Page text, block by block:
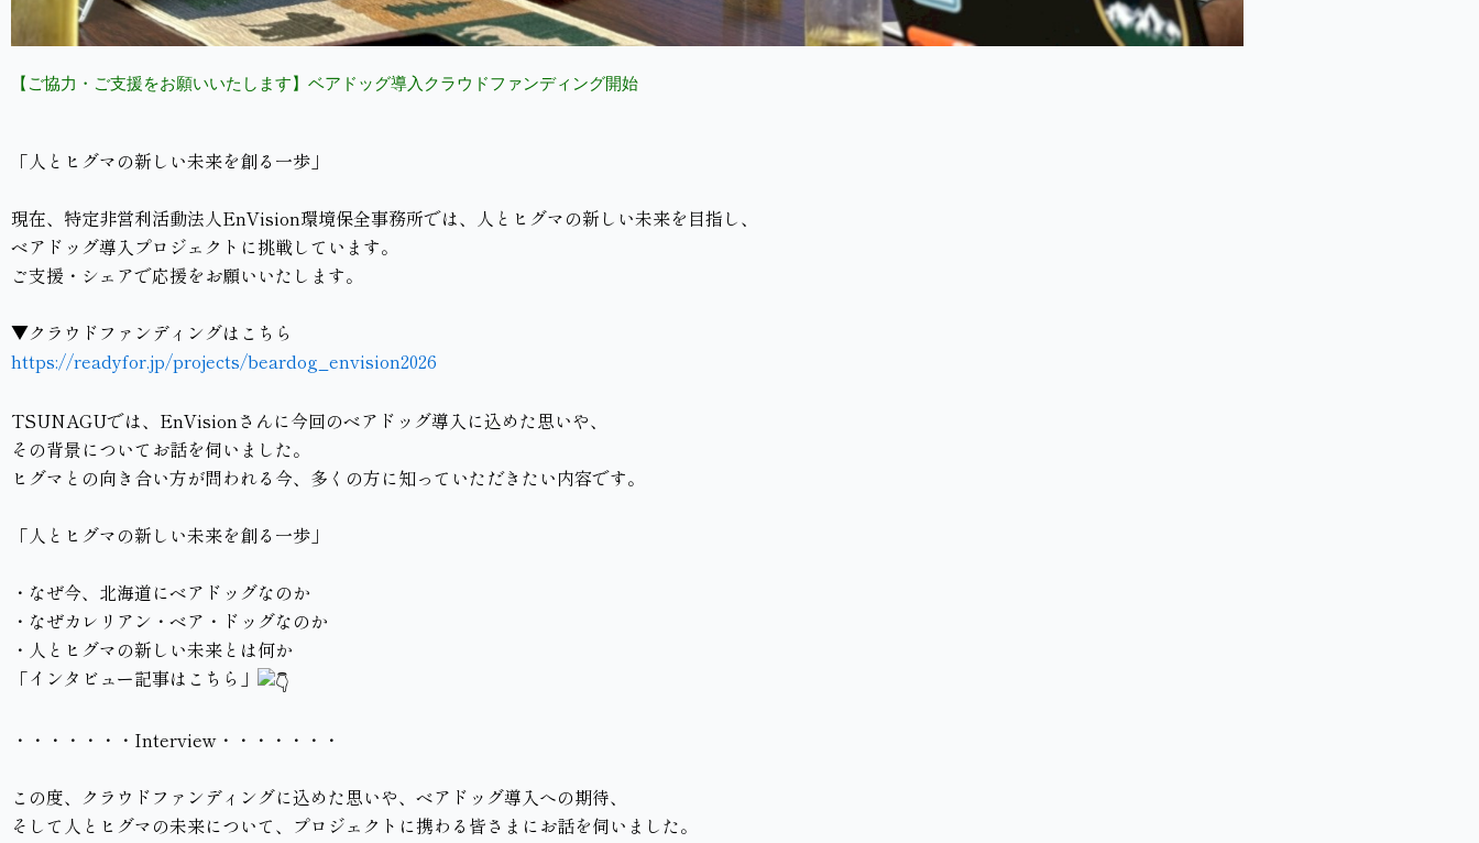
【ご協力・ご支援をお願いいたします】ベアドッグ導入クラウドファンディング開始
「人とヒグマの新しい未来を創る一歩」
現在、特定非営利活動法人EnVision環境保全事務所では、人とヒグマの新しい未来を目指し、
ベアドッグ導入プロジェクトに挑戦しています。
ご支援・シェアで応援をお願いいたします。
▼クラウドファンディングはこちら
https://readyfor.jp/projects/beardog_envision2026
TSUNAGUでは、EnVisionさんに今回のベアドッグ導入に込めた思いや、
その背景についてお話を伺いました。
ヒグマとの向き合い方が問われる今、多くの方に知っていただきたい内容です。
「人とヒグマの新しい未来を創る一歩」
・なぜ今、北海道にベアドッグなのか
・なぜカレリアン・ベア・ドッグなのか
・人とヒグマの新しい未来とは何か
「インタビュー記事はこちら」
・・・・・・・ Interview・・・・・・・
この度、クラウドファンディングに込めた思いや、ベアドッグ導入への期待、
そして人とヒグマの未来について、プロジェクトに携わる皆さまにお話を伺いました。